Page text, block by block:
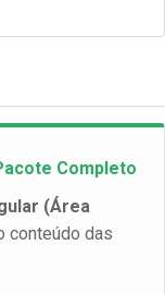
Completo
(Área
conteúdo das